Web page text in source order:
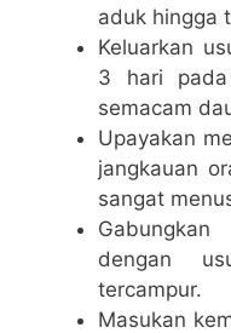
aduk hingga
Keluarkan
3 hari
semacam
Upayakan
jangkauan
sangat
dengan
tercampur.
Masukan